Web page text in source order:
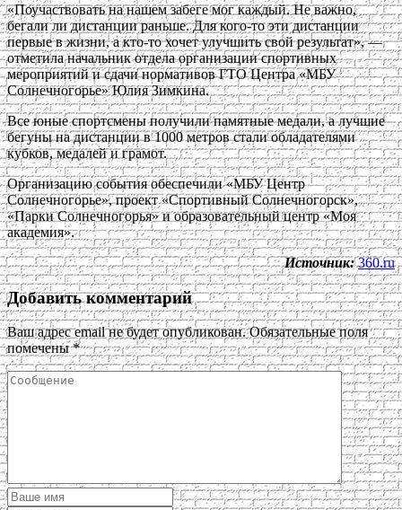
«Поучаствовать на нашем забеге мог каждый. Не важно,
бегали ли дистанции раньше. Для кого-то эти дистанции
первые в жизни, а кто-то хочет улучшить свой результат», —
отметила начальник отдела организации спортивных
мероприятий и сдачи нормативов ГТО Центра «МБУ
Солнечногорье» Юлия Зимкина.
Все юные спортсмены получили памятные медали, а лучшие
бегуны на дистанции в 1000 метров стали обладателями
кубков, медалей и грамот.
Организацию события обеспечили «МБУ Центр
Солнечногорье», проект «Спортивный Солнечногорск»,
«Парки Солнечногорья» и образовательный центр «Моя
академия».
Источник: 360.ru
Добавить комментарий
Ваш адрес email не будет опубликован. Обязательные поля
помечены*